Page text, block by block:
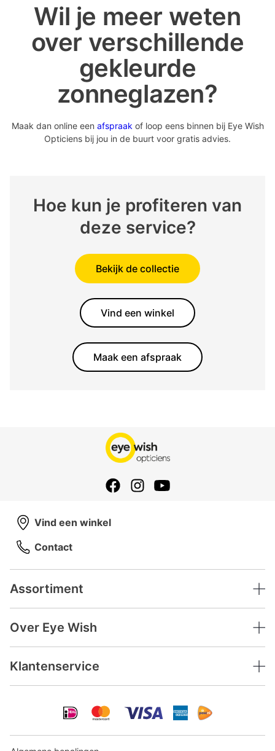
Wil je meer weten
over verschillende
gekleurde
zonneglazen?
Maak dan online een afspraak of loop eens binnen bij Eye Wish
Opticiens bij jou in de buurt voor gratis advies.
Hoe kun je profiteren van
deze service?
Bekijk de collectie
Vind een winkel
Maak een afspraak
Assortiment
Over Eye Wish
Klantenservice
Vind een winkel
Contact